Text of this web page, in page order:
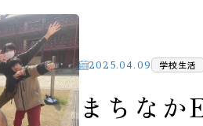
2025.04.09 学校生活
まちな